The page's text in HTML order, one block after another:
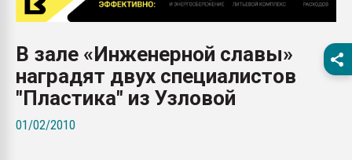
28.07.2026
первый план в
28.07.2026
ситуацией на
В зале «Инженерной славы»
наградят двух специалистов
"Пластика" из Узловой
01/02/2010